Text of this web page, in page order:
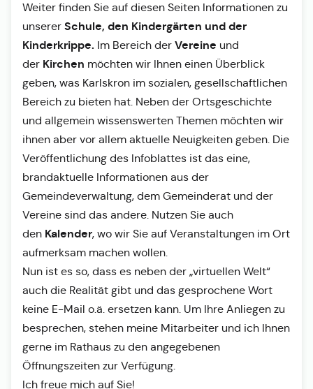
Weiter finden Sie auf diesen Seiten Informationen zu
unserer Schule, den Kindergärten und der
Kinderkrippe. Im Bereich der Vereine und
der Kirchen möchten wir Ihnen einen Überblick
geben, was Karlskron im sozialen, gesellschaftlichen
Bereich zu bieten hat. Neben der Ortsgeschichte
und allgemein wissenswerten Themen möchten wir
ihnen aber vor allem aktuelle Neuigkeiten geben. Die
Veröffentlichung des Infoblattes ist das eine,
brandaktuelle Informationen aus der
Gemeindeverwaltung, dem Gemeinderat und der
Vereine sind das andere. Nutzen Sie auch
den Kalender, wo wir Sie auf Veranstaltungen im Ort
aufmerksam machen wollen.
Nun ist es so, dass es neben der „virtuellen Welt“
auch die Realität gibt und das gesprochene Wort
keine E-Mail o.ä. ersetzen kann. Um Ihre Anliegen zu
besprechen, stehen meine Mitarbeiter und ich Ihnen
gerne im Rathaus zu den angegebenen
Öffnungszeiten zur Verfügung.
Ich freue mich auf Sie!